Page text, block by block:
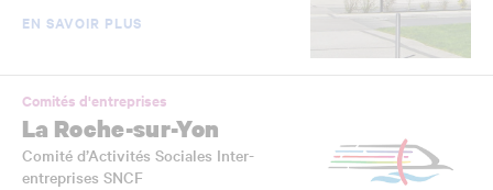
EN SAVOIR PLUS
Comités d'entreprises
La Roche-sur-Yon
Comité d’Activités Sociales Inter-
entreprises SNCF